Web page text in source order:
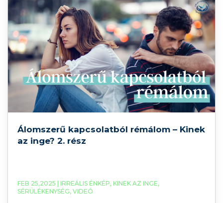
Álomszerű kapcsolatból rémálom – Kinek
az inge? 2. rész
FEB 25,2025 | IRREÁLIS ÉNKÉP, KINEK AZ INGE,
SÉRÜLÉKENYSÉG, VIDEÓ